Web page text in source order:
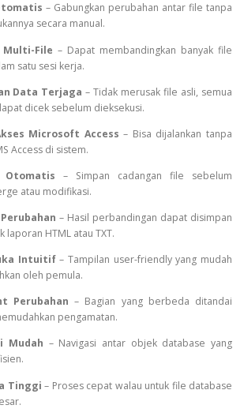
– Gabungkan perubahan antar file tanpa
secara manual.
Multi-File – Dapat membandingkan banyak file
satu sesi kerja.
Data Terjaga – Tidak merusak file asli, semua
dicek sebelum dieksekusi.
Microsoft Access – Bisa dijalankan tanpa
Access di sistem.
Otomatis – Simpan cadangan file sebelum
atau modifikasi.
– Hasil perbandingan dapat disimpan
laporan HTML atau TXT.
Intuitif– Tampilan user-friendly yang mudah
oleh pemula.
Perubahan – Bagian yang berbeda ditandai
pengamatan.
Mudah – Navigasi antar objek database yang
Tinggi – Proses cepat walau untuk file database